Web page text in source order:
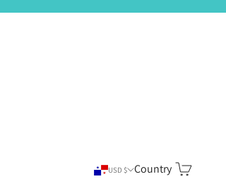
USD $
CountrySearch
Cart